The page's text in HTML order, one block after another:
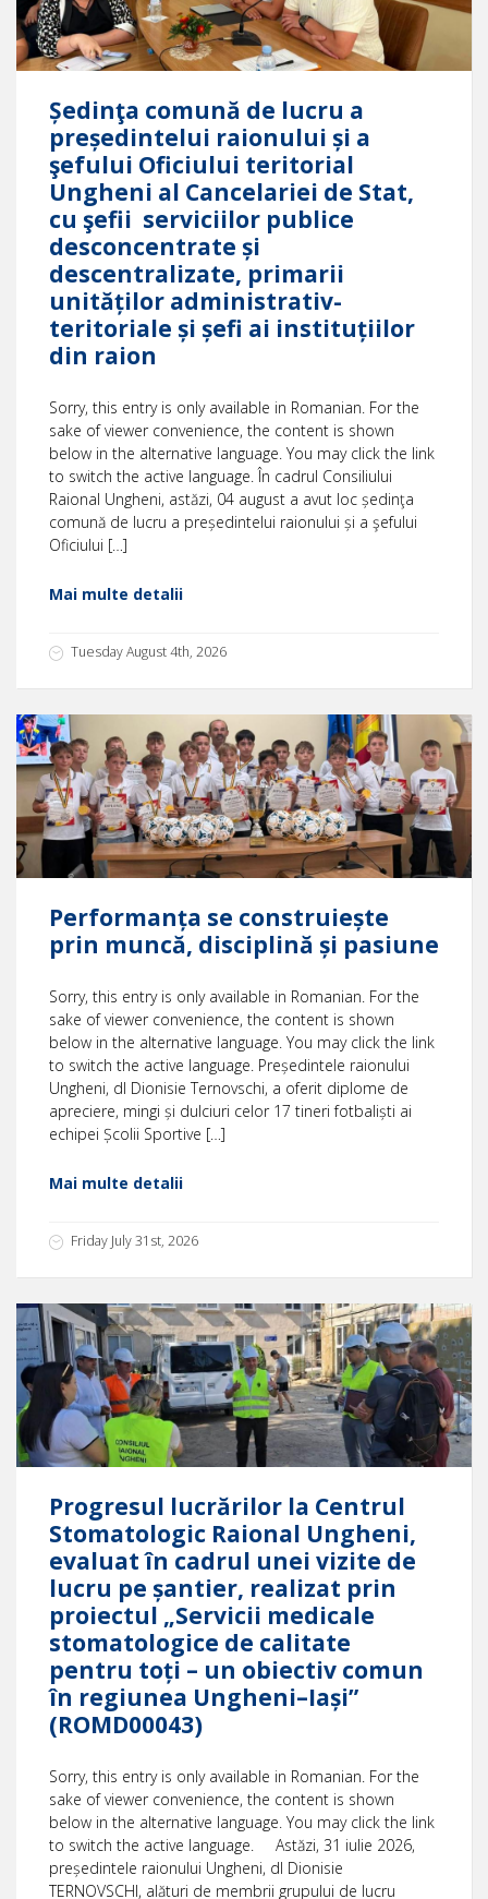
Ședinţa comună de lucru a
președintelui raionului și a
şefului Oficiului teritorial
Ungheni al Cancelariei de Stat,
cu şefii serviciilor publice
desconcentrate și
descentralizate, primarii
unităților administrativ-
teritoriale și șefi ai instituțiilor
din raion
Sorry, this entry is only available in Romanian. For the
sake of viewer convenience, the content is shown
below in the alternative language. You may click the link
to switch the active language. În cadrul Consiliului
Raional Ungheni, astăzi, 04 august a avut loc ședinţa
comună de lucru a președintelui raionului și a şefului
Oficiului […]
Mai multe detalii
Tuesday August 4th, 2026
Performanța se construiește
prin muncă, disciplină și pasiune
Sorry, this entry is only available in Romanian. For the
sake of viewer convenience, the content is shown
below in the alternative language. You may click the link
to switch the active language. Președintele raionului
Ungheni, dl Dionisie Ternovschi, a oferit diplome de
apreciere, mingi și dulciuri celor 17 tineri fotbaliști ai
echipei Școlii Sportive […]
Mai multe detalii
Friday July 31st, 2026
Progresul lucrărilor la Centrul
Stomatologic Raional Ungheni,
evaluat în cadrul unei vizite de
lucru pe șantier, realizat prin
proiectul „Servicii medicale
stomatologice de calitate
pentru toți – un obiectiv comun
în regiunea Ungheni–Iași”
(ROMD00043)
Sorry, this entry is only available in Romanian. For the
sake of viewer convenience, the content is shown
below in the alternative language. You may click the link
to switch the active language. Astăzi, 31 iulie 2026,
președintele raionului Ungheni, dl Dionisie
TERNOVSCHI, alături de membrii grupului de lucru